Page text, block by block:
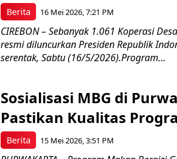
Berita 16 Mei 2026, 7:21 PM
CIREBON – Sebanyak 1.061 Koperasi
resmi diluncurkan Presiden Republik
serentak, Sabtu (16/5/2026).Program...
Berita
Sosialisasi MBG di
Pastikan Kualitas
15 Mei 2026, 3:51 PM